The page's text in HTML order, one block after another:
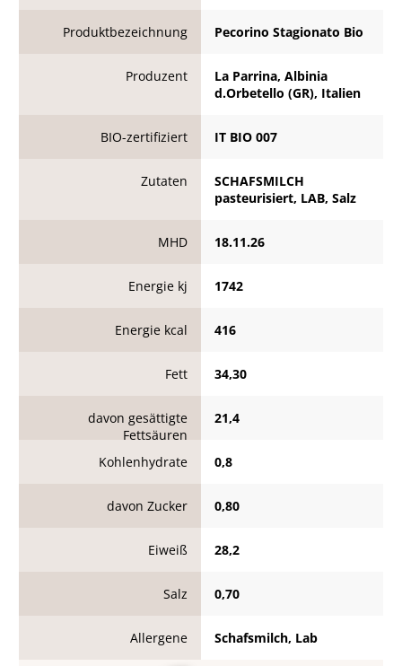
Produktbezeichnung Pecorino Stagionato Bio
Produzent
La Parrina, Albinia
d.Orbetello (GR), Italien
BIO-zertifiziert IT BIO 007
Zutaten
SCHAFSMILCH
pasteurisiert, LAB, Salz
MHD 18.11.26
Energie kj 1742
Energie kcal 416
Fett 34,30
davon gesättigte
Fettsäuren
21,4
Kohlenhydrate 0,8
davon Zucker 0,80
Eiweiß 28,2
Salz 0,70
Allergene Schafsmilch, Lab